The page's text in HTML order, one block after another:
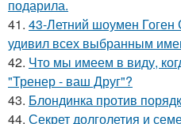
подарила.
41. 43-Летний шоумен Гоген
удивил всех выбранным
42. Что мы имеем в виду,
"Тренер - ваш Друг"?
43. Блондинка против
44. Секрет долголетия и